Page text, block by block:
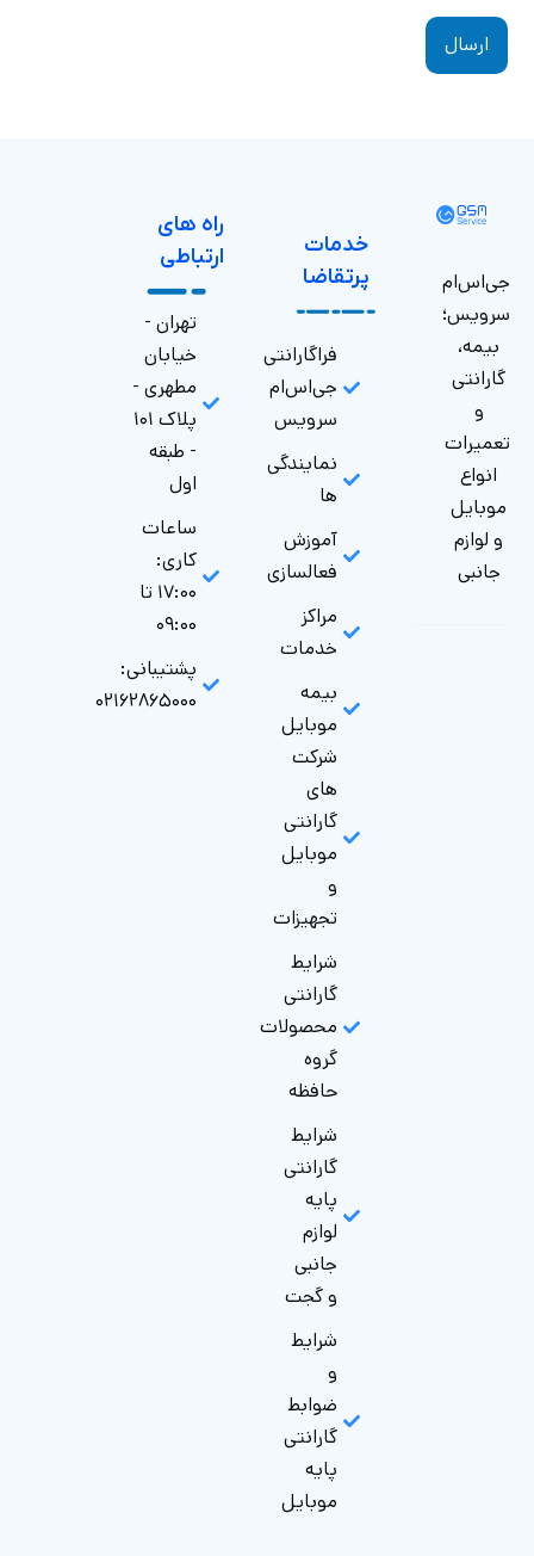
جی‌اس‌ام
سرویس؛
بیمه،
گارانتی
و
تعمیرات
انواع
موبایل
و لوازم
جانبی
خدمات
پرتقاضا
فراگارانتی
جی‌اس‌ام
سرویس
نمایندگی
ها
آموزش
فعالسازی
مراکز
خدمات
بیمه
موبایل
شرکت
های
گارانتی‌
موبایل
و
تجهیزات
شرایط
گارانتی
محصولات
گروه
حافظه
شرایط
گارانتی
پایه
لوازم
جانبی
و گجت
شرایط
و
ضوابط
گارانتی
پایه
موبایل
راه های
ارتباطی
تهران -
خیابان
مطهری -
پلاک ۱۰۱
- طبقه
اول
ساعات
کاری:
۱۷:۰۰ تا
۰۹:۰۰
پشتیبانی:
۰۲۱۶۲۸۶۵۰۰۰